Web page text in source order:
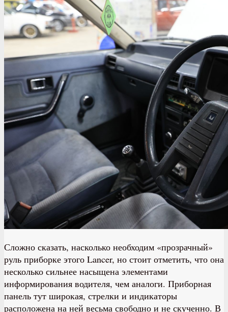
Сложно сказать, насколько необходим «прозрачный»
руль приборке этого Lancer, но стоит отметить, что она
несколько сильнее насыщена элементами
информирования водителя, чем аналоги. Приборная
панель тут широкая, стрелки и индикаторы
расположена на ней весьма свободно и не скученно. В